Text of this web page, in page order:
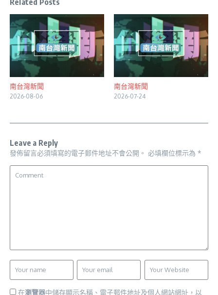
南台灣新聞
2026-08-06
南台灣新聞
2026-07-24
Leave a Reply
發佈留言必須填寫的電子郵件地址不會公開。 必填欄位標示為 *
在瀏覽器中儲存顯示名稱、電子郵件地址及個人網站網址，以